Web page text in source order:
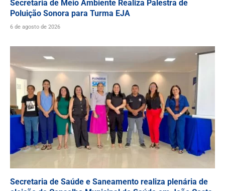
Secretaria de Meio Ambiente Realiza Palestra de
Poluição Sonora para Turma EJA
6 de agosto de 2026
Secretaria de Saúde e Saneamento realiza plenária de